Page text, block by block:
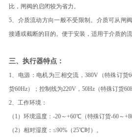
比，闸阀的启闭较为省力。
5、介质流动方向一般不受限制。介质可从闸
接通或截断的目的。便于安装，适用于介质的
三、执行器特点：
1、电源：电机为三相交流，380V（特殊订货
货60Hz）；控制线为220V，50Hz（特殊订货
2、工作环境：
（1）环境温度：-20～+60℃（特殊订货-60～
（2）相对湿度：≤90%（25℃时）。